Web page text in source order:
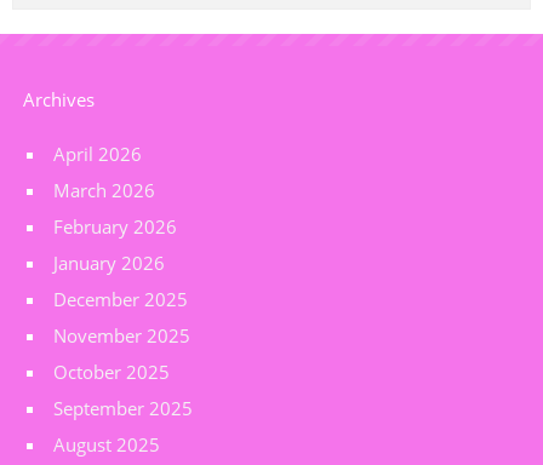
Archives
April 2026
March 2026
February 2026
January 2026
December 2025
November 2025
October 2025
September 2025
August 2025